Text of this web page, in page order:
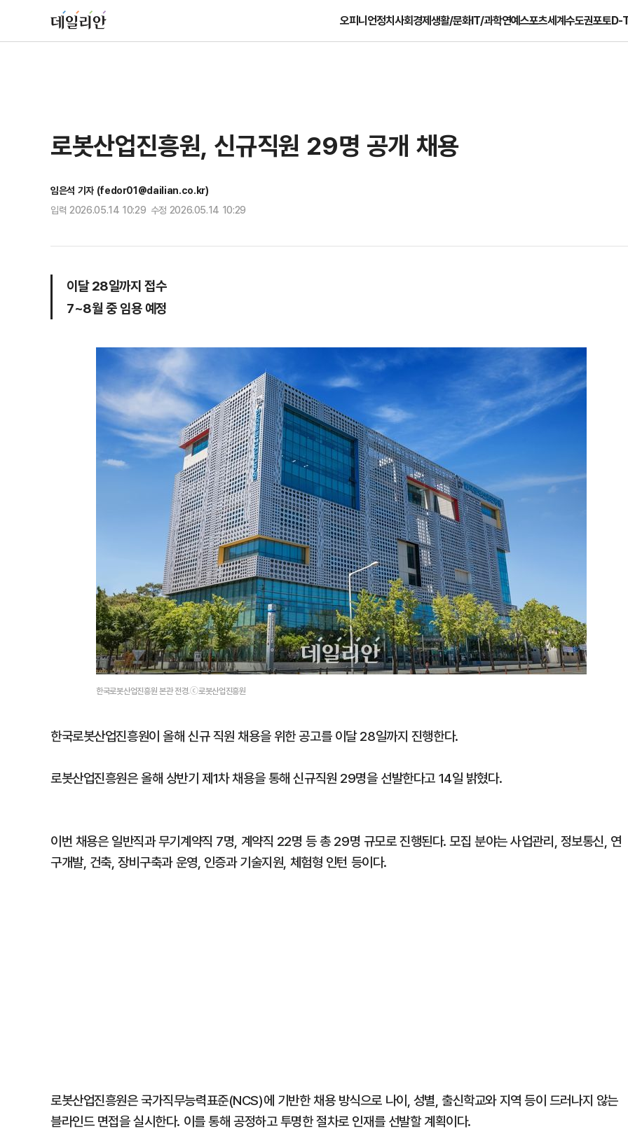
오피니언정치사회경제생활/문화IT/과학연예스포츠세계수도권포토D-
로봇산업진흥원, 신규직원 29명 공개 채용
임은석 기자 (fedor01@dailian.co.kr)
입력 2026.05.14 10:29 수정 2026.05.14 10:29
이달 28일까지 접수
7~8월 중 임용 예정
한국로봇산업진흥원 본관 전경.ⓒ로봇산업진흥원
한국로봇산업진흥원이 올해 신규 직원 채용을 위한 공고를 이달 28일까지 진행한다.
로봇산업진흥원은 올해 상반기 제1차 채용을 통해 신규직원 29명을 선발한다고 14일 밝혔다.
이번 채용은 일반직과 무기계약직 7명, 계약직 22명 등 총 29명 규모로 진행된다. 모집 분야는 사업관리, 정보통신, 연
구개발, 건축, 장비구축과 운영, 인증과 기술지원, 체험형 인턴 등이다.
로봇산업진흥원은 국가직무능력표준(NCS)에 기반한 채용 방식으로 나이, 성별, 출신학교와 지역 등이 드러나지 않는
블라인드 면접을 실시한다. 이를 통해 공정하고 투명한 절차로 인재를 선발할 계획이다.